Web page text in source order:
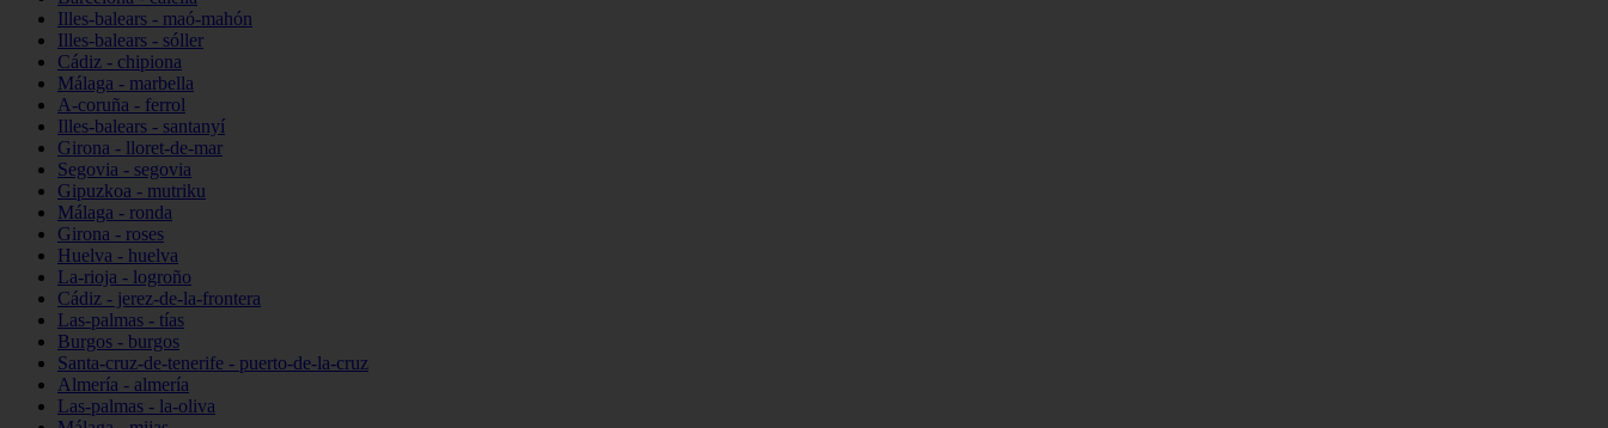
Illes-balears - maó-mahón
Illes-balears - sóller
Cádiz - chipiona
Málaga - marbella
A-coruña - ferrol
Illes-balears - santanyí
Girona - lloret-de-mar
Segovia - segovia
Gipuzkoa - mutriku
Málaga - ronda
Girona - roses
Huelva - huelva
La-rioja - logroño
Cádiz - jerez-de-la-frontera
Las-palmas - tías
Burgos - burgos
Santa-cruz-de-tenerife - puerto-de-la-cruz
Almería - almería
Las-palmas - la-oliva